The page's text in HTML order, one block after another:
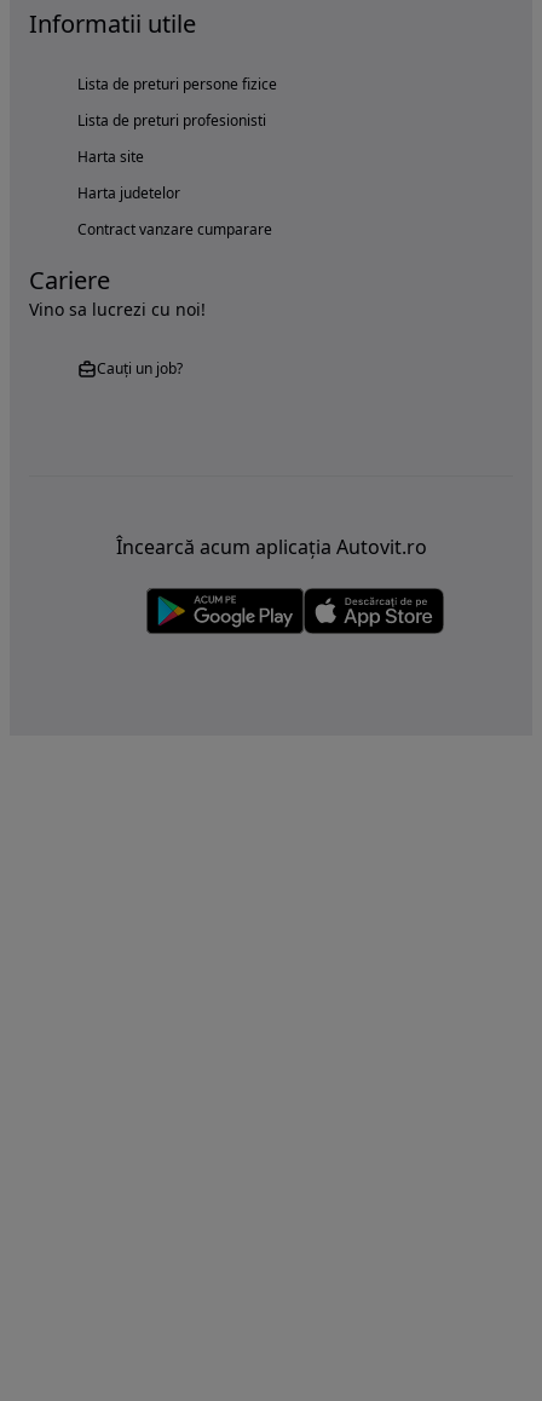
Informatii utile
Lista de preturi persone fizice
Lista de preturi profesionisti
Harta site
Harta judetelor
Contract vanzare cumparare
Cariere
Vino sa lucrezi cu noi!
Cauți un job?
Încearcă acum aplicația Autovit.ro